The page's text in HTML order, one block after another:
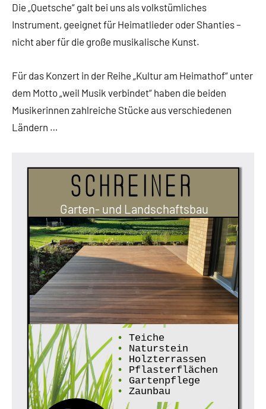
Die „Quetsche“ galt bei uns als volkstümliches
Instrument, geeignet für Heimatlieder oder Shanties –
nicht aber für die große musikalische Kunst.
Für das Konzert in der Reihe „Kultur am Heimathof“ unter
dem Motto „weil Musik verbindet“ haben die beiden
Musikerinnen zahlreiche Stücke aus verschiedenen
Ländern …
Schreiner
Garten- und Landschaftsbau
•
Teiche
•
Naturstein
•
Holzterrassen
•
Pflasterflächen
•
Gartenpflege
•
Zaunbau